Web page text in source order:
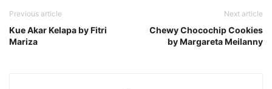
Previous article
Kue Akar Kelapa by Fitri
Mariza
Next article
Chewy Chocochip Cookies
by Margareta Meilanny